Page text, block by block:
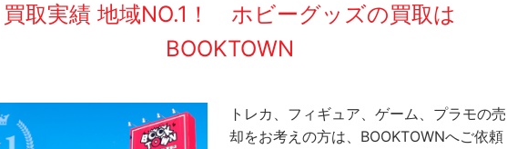
買取実績 地域NO.1！ ホビーグッズの買取は
BOOKTOWN
トレカ、フィギュア、ゲーム、プラモの売
却をお考えの方は、BOOKTOWNへご依頼